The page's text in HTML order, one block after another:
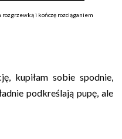
i kończę rozciąganiem
kupiłam sobie spodnie,
podkreślają pupę, ale